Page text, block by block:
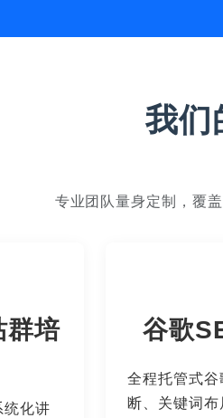
我们
专业团队量身定制，覆
群培
统化讲
谷歌
全程托管式
断、关键词